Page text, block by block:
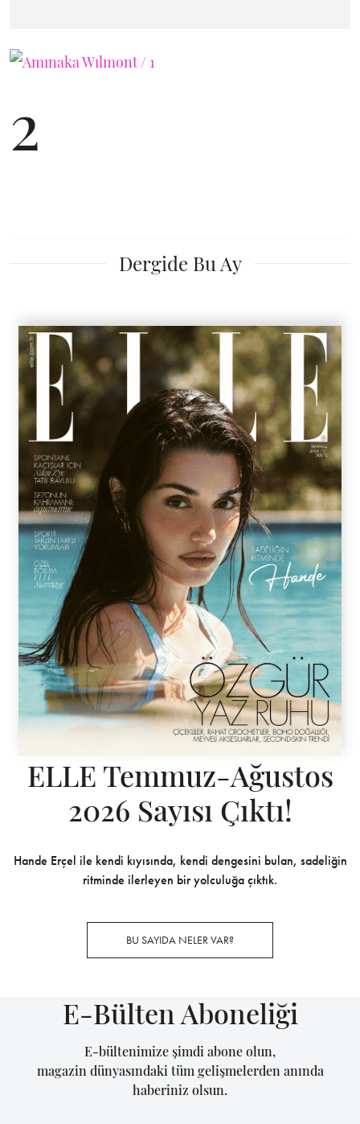
2
Dergide Bu Ay
ELLE Temmuz-Ağustos
2026 Sayısı Çıktı!
Hande Erçel ile kendi kıyısında, kendi dengesini bulan, sadeliğin
ritminde ilerleyen bir yolculuğa çıktık.
BU SAYIDA NELER VAR?
E-Bülten Aboneliği
E-bültenimize şimdi abone olun,
magazin dünyasındaki tüm gelişmelerden anında
haberiniz olsun.